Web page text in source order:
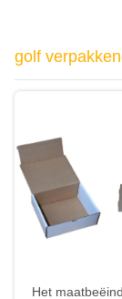
golf
Het